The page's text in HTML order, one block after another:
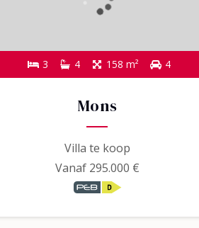
3 4 158 m² 4
Mons
Villa te koop
Vanaf 295.000 €